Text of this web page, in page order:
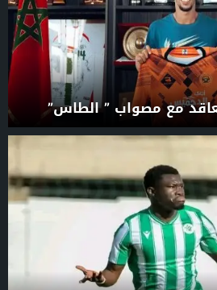
مع مصواب ” الطاس”